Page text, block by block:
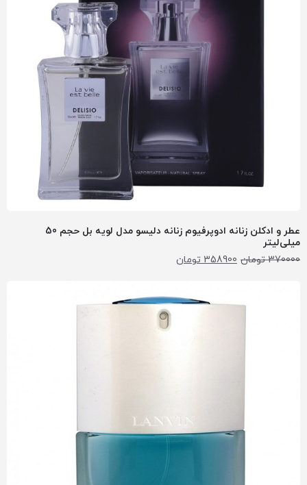
عطر و ادکلن زنانه ادوپرفیوم زنانه دلیسو مدل لویه بل حجم 50
میلی‌لیتر
370000 تومان 358900 تومان